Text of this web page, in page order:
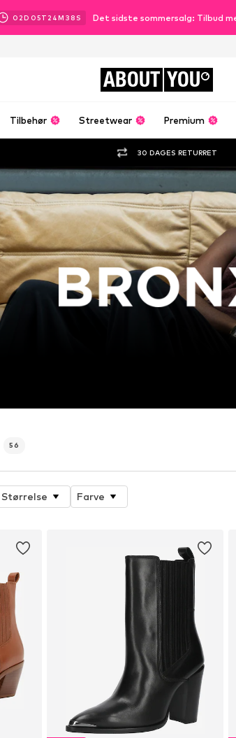
02D 05T 24M 37 S Det sidste sommersalg: Tilbud
ABOUT YOU
Tilbehør Streetwear Premium
30 DAGES RETURRET
56
Størrelse Farve